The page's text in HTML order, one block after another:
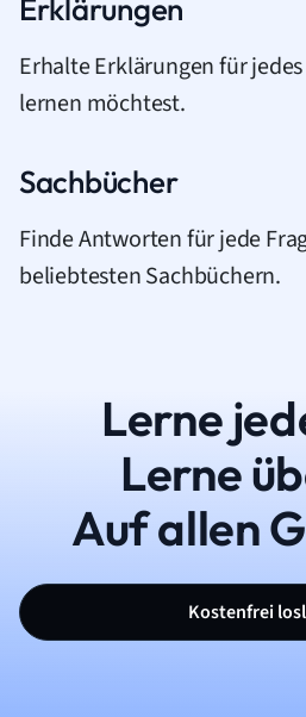
Erklärungen
Erhalte Erklärungen für
lernen möchtest.
Sachbücher
Finde Antworten für jede
beliebtesten Sachbüchern.
Lerne
Lerne
Auf allen
Kostenfrei